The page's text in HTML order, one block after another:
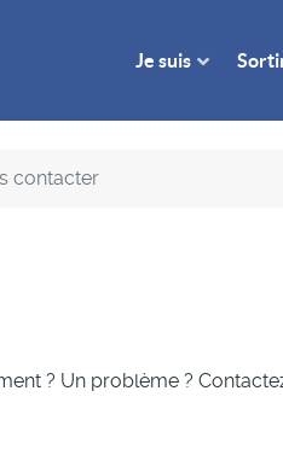
Je suis
contacter
? Un problème ?